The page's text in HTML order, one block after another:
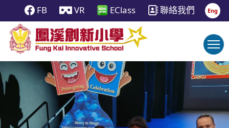
FB VR EClass 聯絡我們 Eng